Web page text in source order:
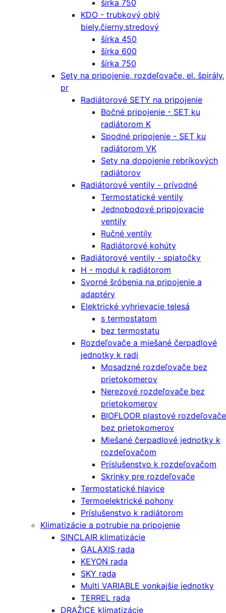
šírka 750
KDO - trubkový oblý
biely,čierny,stredový
šírka 450
šírka 600
šírka 750
Sety na pripojenie, rozdeľovače, el. špirály,
pr
Radiátorové SETY na pripojenie
Bočné pripojenie - SET ku
radiátorom K
Spodné pripojenie - SET ku
radiátorom VK
Sety na dopojenie rebríkových
radiátorov
Radiátorové ventily - prívodné
Termostatické ventily
Jednobodové pripojovacie
ventily
Ručné ventily
Radiátorové kohúty
Radiátorové ventily - spiatočky
H - modul k radiátorom
Svorné šróbenia na pripojenie a
adaptéry
Elektrické vyhrievacie telesá
s termostatom
bez termostatu
Rozdeľovače a miešané čerpadlové
jednotky k radi
Mosadzné rozdeľovače bez
prietokomerov
Nerezové rozdeľovače bez
prietokomerov
BIOFLOOR plastové rozdeľovače
bez prietokomerov
Miešané čerpadlové jednotky k
rozdeľovačom
Príslušenstvo k rozdeľovačom
Skrinky pre rozdeľovače
Termostatické hlavice
Termoelektrické pohony
Príslušenstvo k radiátorom
Klimatizácie a potrubie na pripojenie
SINCLAIR klimatizácie
GALAXIS rada
KEYON rada
SKY rada
Multi VARIABLE vonkajšie jednotky
TERREL rada
DRAŽICE klimatizácie